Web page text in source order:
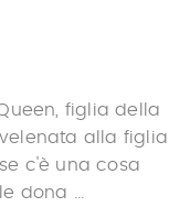
Queen, figlia della
alla figlia
c'è una cosa
dona ...